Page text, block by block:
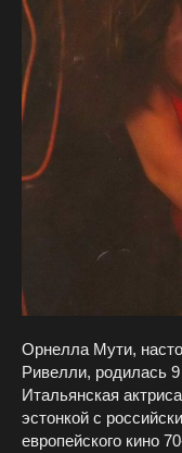
Орнелла Мути,
Ривелли, родилась
Итальянская
эстонкой с
европейского кино